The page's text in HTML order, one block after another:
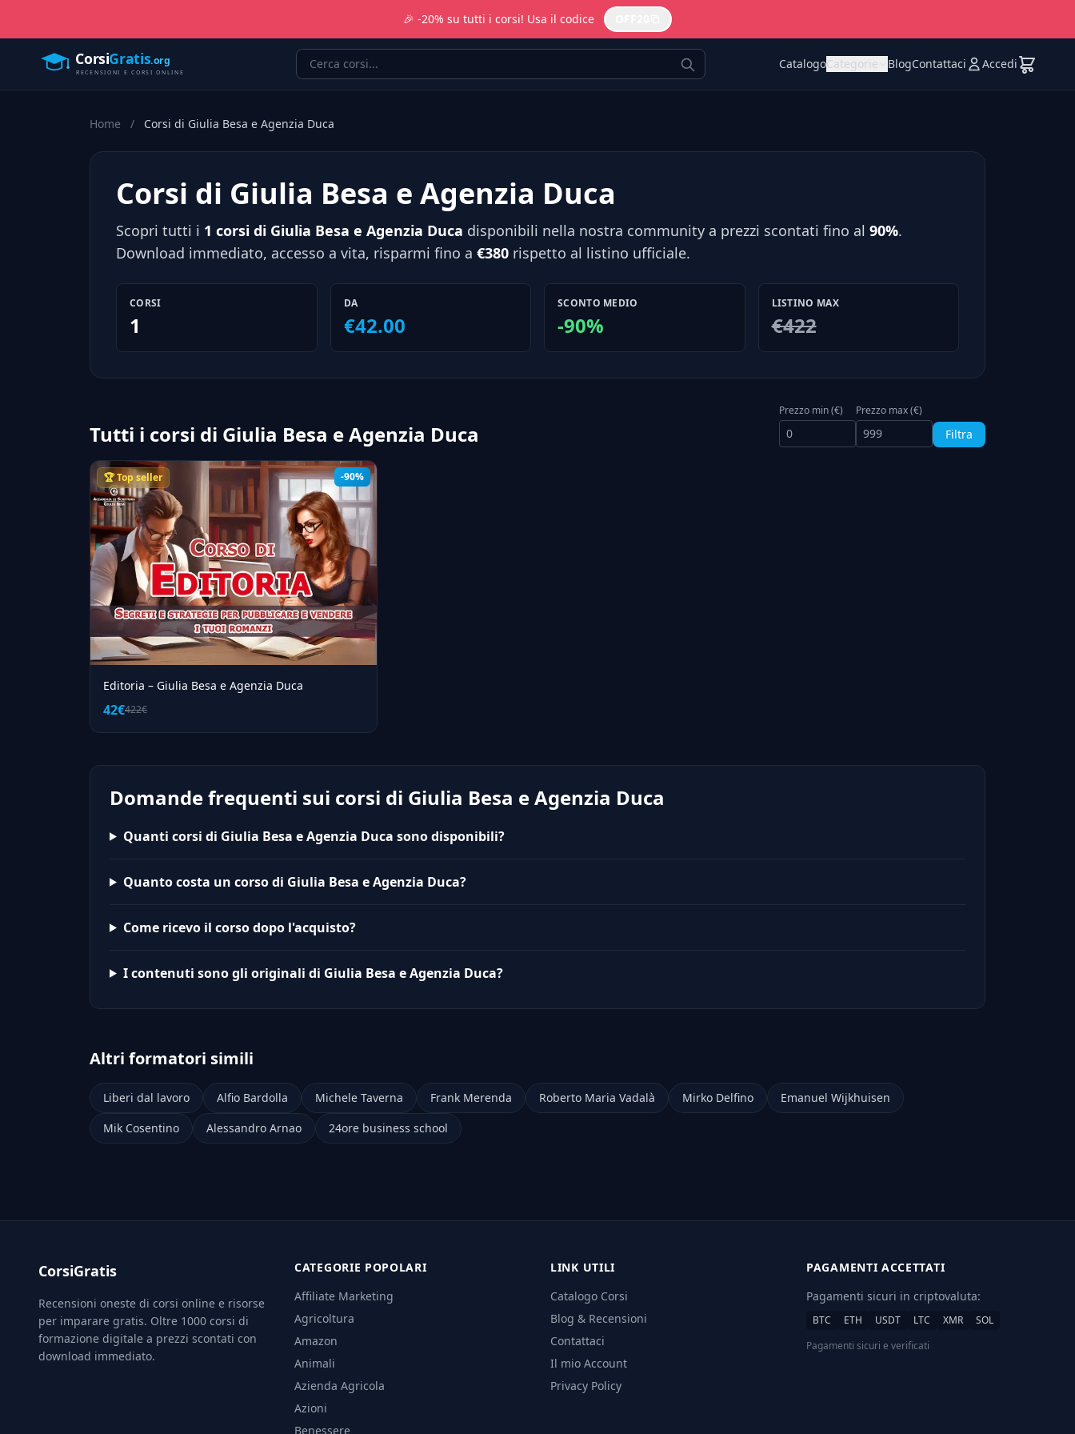
🎉 -20% su tutti i corsi! Usa il codice
CatalogoCategorie BlogContattaci Accedi
Home / Corsi di Giulia Besa e Agenzia Duca
Corsi di Giulia Besa e Agenzia Duca
Scopri tutti i 1 corsi di Giulia Besa e Agenzia Duca disponibili nella nostra community a prezzi scontati fino al 90%.
Download immediato, accesso a vita, risparmi fino a €380 rispetto al listino ufficiale.
CORSI
1
DA
€42.00
SCONTO MEDIO
-90%
LISTINO MAX
€422
Tutti i corsi di Giulia Besa e Agenzia Duca
Prezzo min (€) Prezzo max (€)
Filtra
-90%
🏆 Top seller
Editoria – Giulia Besa e Agenzia Duca
42€422€
Domande frequenti sui corsi di Giulia Besa e Agenzia Duca
Quanti corsi di Giulia Besa e Agenzia Duca sono disponibili?
Quanto costa un corso di Giulia Besa e Agenzia Duca?
Come ricevo il corso dopo l'acquisto?
I contenuti sono gli originali di Giulia Besa e Agenzia Duca?
Altri formatori simili
Liberi dal lavoro Alfio Bardolla Michele Taverna Frank Merenda Roberto Maria Vadalà Mirko Delfino
Emanuel Wijkhuisen
Mik Cosentino
Alessandro Arnao 24ore business school
CorsiGratis
Recensioni oneste di corsi online e risorse
per imparare gratis. Oltre 1000 corsi di
formazione digitale a prezzi scontati con
download immediato.
CATEGORIE POPOLARI
Affiliate Marketing
Agricoltura
Amazon
Animali
Azienda Agricola
Azioni
Benessere
LINK UTILI
Catalogo Corsi
Blog & Recensioni
Contattaci
Il mio Account
Privacy Policy
PAGAMENTI ACCETTATI
Pagamenti sicuri in criptovaluta:
BTC ETH USDT LTC XMR
SOL
Pagamenti sicuri e verificati